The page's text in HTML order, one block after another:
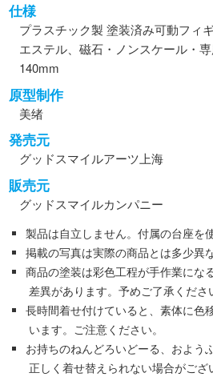
仕様
プラスチック製 塗装済み可動フィ
エステル、磁石・ノンスケール・
140mm
原型制作
美绪
発売元
グッドスマイルアーツ上海
販売元
グッドスマイルカンパニー
製品は自立しません。付属の台座を
掲載の写真は実際の商品とは多少異
商品の塗装は彩色工程が手作業にな
差異があります。予めご了承くださ
長時間着せ付けていると、素体に色
います。ご注意ください。
お持ちのねんどろいどーる、およう
正しく着せ替えられない場合がござ